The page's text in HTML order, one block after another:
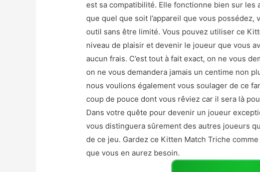
est sa compatibilité. Elle fonctionne bien sur les
que quel que soit l’appareil que vous possédez,
outil sans être limité. Vous pouvez utiliser ce
niveau de plaisir et devenir le joueur que vous
aucun frais. C’est tout à fait exact, on ne vous
on ne vous demandera jamais un centime non
nous voulions également vous soulager de ce
coup de pouce dont vous rêviez car il sera là
Dans votre quête pour devenir un joueur
vous distinguera sûrement des autres joueurs
de ce jeu. Gardez ce Kitten Match Triche
que vous en aurez besoin.